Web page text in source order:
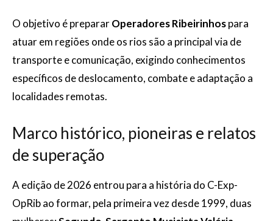
O objetivo é prepararOperadores Ribeirinhospara
atuar em regiões onde os rios são a principal via de
transporte e comunicação, exigindo conhecimentos
específicos de deslocamento, combate e adaptação a
localidades remotas.
Marco histórico, pioneiras e relatos
de superação
A edição de 2026 entrou para a história do C-Exp-
OpRib ao formar, pela primeira vez desde 1999, duas